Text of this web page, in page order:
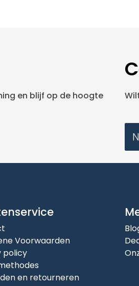
en blijf op de hoogte
Voorwaarden
policy
en retourneren